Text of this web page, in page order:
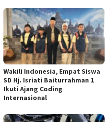
Wakili Indonesia, Empat Siswa
SD Hj. Isriati Baiturrahman 1
Ikuti Ajang Coding
Internasional